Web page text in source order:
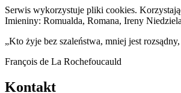
Serwis wykorzystuje pliki cookies.
Imieniny: Romualda, Romana, Ireny
„Kto żyje bez szaleństwa, mniej jest
François de La Rochefoucauld
Kontakt